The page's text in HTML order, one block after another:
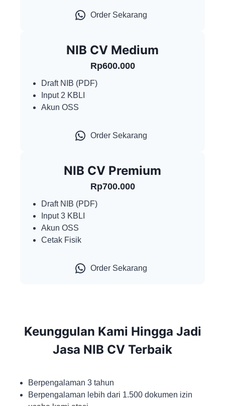
Order Sekarang
NIB CV Medium
Rp600.000
Draft NIB (PDF)
Input 2 KBLI
Akun OSS
Order Sekarang
NIB CV Premium
Rp700.000
Draft NIB (PDF)
Input 3 KBLI
Akun OSS
Cetak Fisik
Order Sekarang
Keunggulan Kami Hingga Jadi
Jasa NIB CV Terbaik
Berpengalaman 3 tahun
Berpengalaman lebih dari 1.500 dokumen izin